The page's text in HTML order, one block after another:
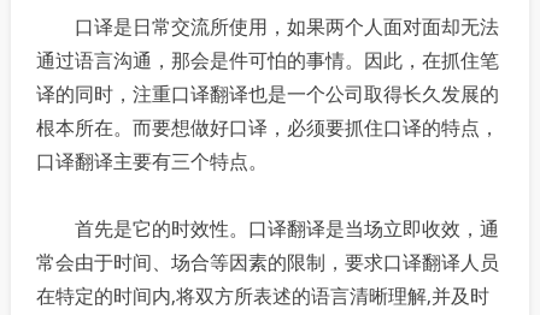
口译是日常交流所使用，如果两个人面对面却无法
通过语言沟通，那会是件可怕的事情。因此，在抓住笔
译的同时，注重口译翻译也是一个公司取得长久发展的
根本所在。而要想做好口译，必须要抓住口译的特点，
口译翻译主要有三个特点。
首先是它的时效性。口译翻译是当场立即收效，通
常会由于时间、场合等因素的限制，要求口译翻译人员
在特定的时间内,将双方所表述的语言清晰理解,并及时